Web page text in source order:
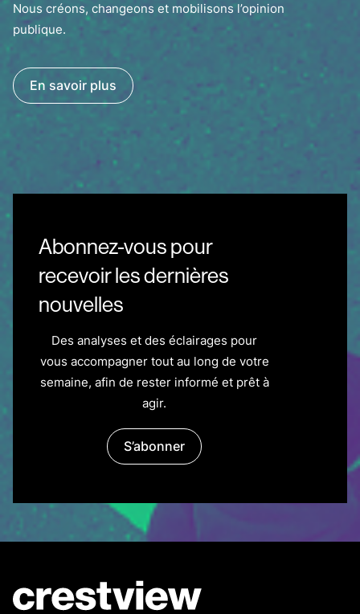
Nous créons, changeons et mobilisons l’opinion
publique.
En savoir plus
Abonnez-vous pour
recevoir les dernières
nouvelles
Des analyses et des éclairages pour
vous accompagner tout au long de votre
semaine, afin de rester informé et prêt à
agir.
S’abonner